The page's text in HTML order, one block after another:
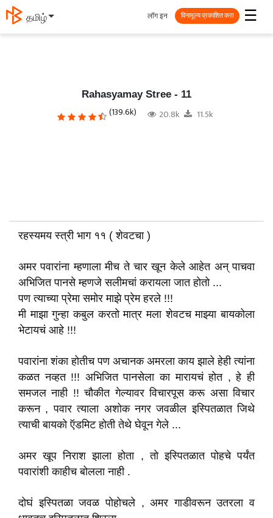
தமிழ் ☰
लॉग इन विनामूल्य प्रकाशित करा
Rahasyamay Stree - 11
(139.6k) 20.8k 11.5k
रहस्यमय स्त्री भाग ११ ( शेवटचा )
अमर पवारांना म्हणाला मीच ते चार खून केले आहेत अन् पाचवा
अभिजित पानसे म्हणजे सलीमचां करायला जात होतो ...
पण त्याच्या प्रेमा समोर माझे प्रेम हरले !!!
मी माझा गुन्हा कबुल करतो मात्र मला शेवटच माझ्या बायकोला
भेटायचं आहे !!!
पवारांना शंका होतीच पण अचानक अमरला काय झाले हेही त्यांना
कळत नव्हत !!! अभिजित पानसेला का मारायचं होत , हे ही
समजल नाही !! चौकीत गेल्यावर विचारपूस करू असा विचार
करून , पवार त्याला अशोक नगर जवळील इस्पितळात जिथे
त्याची बायको ऍडमिट होती तेथे घेवून गेले ...
अमर खूप निराश झाला होता , तो इस्पितळात पोहचे पर्यंत
पवारांशी काहीच बोलला नाही .
दोघं इस्पितळा जवळ पोहोचले , अमर गाडीवरून उतरला व